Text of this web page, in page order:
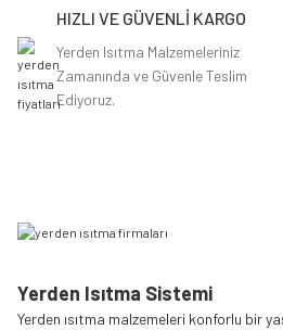
Ürün bilgilerinde hatalar bulunuyor.
Ürün fiyatı diğer sitelerden daha
Bu ürüne benzer farklı alternatifler
HIZLI VE GÜVENLİ KARGO
Yerden Isıtma Malzemeleriniz
Zamanında ve Güvenle Teslim
Ediyoruz.
Yerden Isıtma Sistemi
Yerden ısıtma malzemeleri konforlu bir